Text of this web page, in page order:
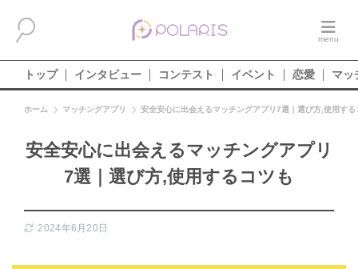
トップ インタビュー コンテスト イベント 恋愛 マッ
ホーム マッチングアプリ 安全安心に出会えるマッチングアプリ7選｜選び方,使用する
安全安心に出会えるマッチングアプリ
7選｜選び方,使用するコツも
2024年6月20日